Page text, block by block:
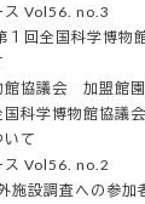
ス Vol56. no.3
１回全国科学博物
館協議会 加盟館
科学博物館協議
いて
ス Vol56. no.2
施設調査への参加